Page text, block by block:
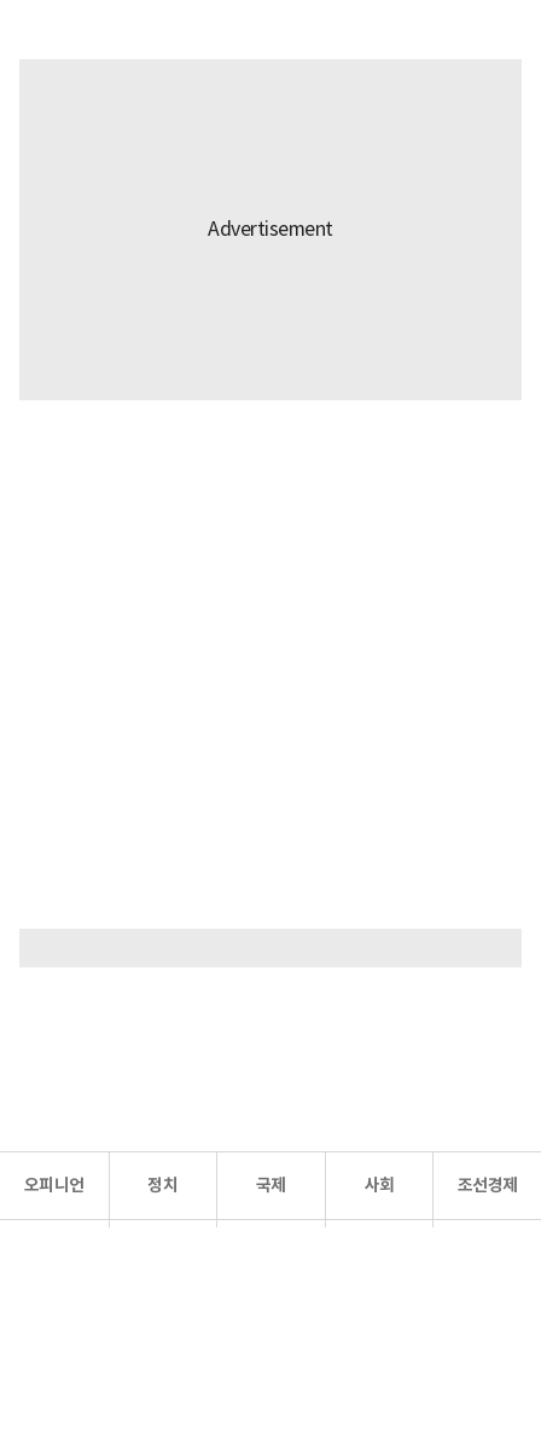
오피니언 정치 국제 사회 조선경제